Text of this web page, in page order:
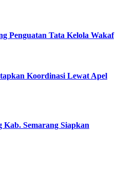
Penguatan Tata Kelola Wakaf
Koordinasi Lewat Apel
Kab. Semarang Siapkan